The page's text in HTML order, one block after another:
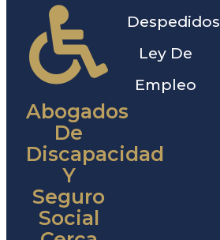
Abogados
De
Discapacidad
Y
Seguro
Social
Despedidos
Ley De
Empleo